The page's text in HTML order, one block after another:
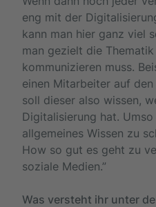
eng mit der
kann man hier ganz viel
man gezielt die
kommunizieren muss.
einen Mitarbeiter auf
soll dieser also wissen,
Digitalisierung hat.
allgemeines Wissen zu
How so gut es geht zu
soziale Medien.”
Was versteht ihr unter